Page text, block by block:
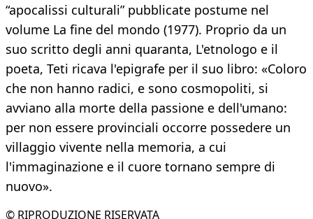
“apocalissi culturali” pubblicate postume nel
volume La fine del mondo (1977). Proprio da un
suo scritto degli anni quaranta, L'etnologo e il
poeta, Teti ricava l'epigrafe per il suo libro: «Coloro
che non hanno radici, e sono cosmopoliti, si
avviano alla morte della passione e dell'umano:
per non essere provinciali occorre possedere un
villaggio vivente nella memoria, a cui
l'immaginazione e il cuore tornano sempre di
nuovo».
© RIPRODUZIONE RISERVATA